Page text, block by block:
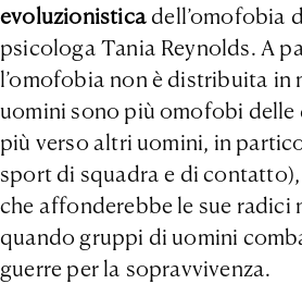
evoluzionisticadell’omofobia
psicologa Tania Reynolds. A
l’omofobia non è distribuita in
uomini sono più omofobi delle
più verso altri uomini, in
sport di squadra e di
che affonderebbe le sue radici
quando gruppi di uomini
guerre per la sopravvivenza.